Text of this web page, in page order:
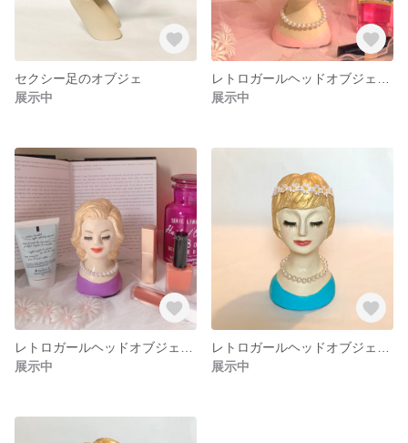
セクシー足のオブジェ
展示中
展示中
展示中
展示中